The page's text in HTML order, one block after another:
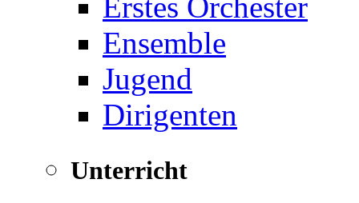
Ensemble
Jugend
Dirigenten
Unterricht